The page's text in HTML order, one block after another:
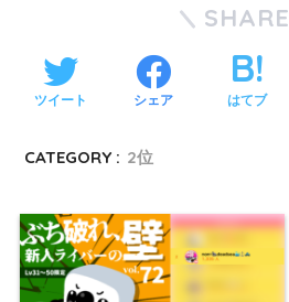
SHARE
ツイート シェア はてブ
CATEGORY : 2位